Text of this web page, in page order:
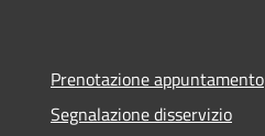
Prenotazione appuntamento
Segnalazione disservizio